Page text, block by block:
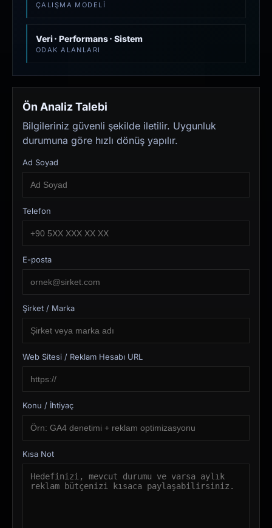
ÇALIŞMA MODELI
Veri · Performans · Sistem
ODAK ALANLARI
Ön Analiz Talebi
Bilgileriniz güvenli şekilde iletilir. Uygunluk
durumuna göre hızlı dönüş yapılır.
Ad Soyad
Telefon
E-posta
Şirket / Marka
Web Sitesi / Reklam Hesabı URL
Konu / İhtiyaç
Kısa Not